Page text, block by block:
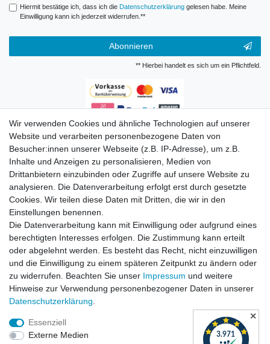
Hiermit bestätige ich, dass ich die Daten­schutz­erklärunggelesen habe. Meine
Einwilligung kann ich jederzeit widerrufen.**
Abonnieren
** Hierbei handelt es sich um ein Pflichtfeld.
Zahlungsarten
Versandkosten
Wir verwenden Cookies und ähnliche Technologien auf unserer
Website und verarbeiten personenbezogene Daten von
Besucher:innen unserer Webseite (z.B. IP-Adresse), um z.B.
Inhalte und Anzeigen zu personalisieren, Medien von
Drittanbietern einzubinden oder Zugriffe auf unsere Website zu
analysieren. Die Datenverarbeitung erfolgt erst durch gesetzte
Cookies. Wir teilen diese Daten mit Dritten, die wir in den
Einstellungen benennen.
Die Datenverarbeitung kann mit Einwilligung oder aufgrund eines
berechtigten Interesses erfolgen. Die Zustimmung kann erteilt
oder abgelehnt werden. Es besteht das Recht, nicht einzuwilligen
und die Einwilligung zu einem späteren Zeitpunkt zu ändern oder
zu widerrufen. Beachten Sie unser Impressum und weitere
Hinweise zur Verwendung personenbezogener Daten in unserer
Daten­schutz­erklärung
Essenziell
Externe Medien
✕